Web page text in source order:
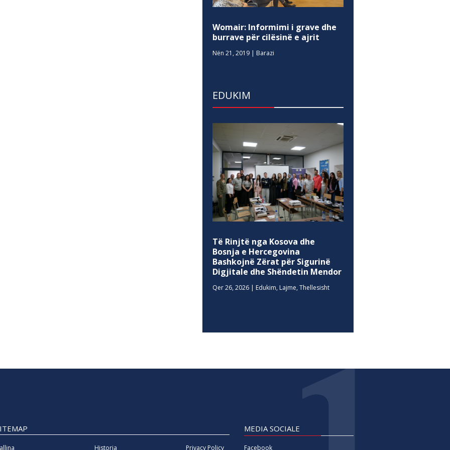
Womair: Informimi i grave dhe
burrave për cilësinë e ajrit
Nën 21, 2019 | Barazi
EDUKIM
Të Rinjtë nga Kosova dhe
Bosnja e Hercegovina
Bashkojnë Zërat për Sigurinë
Digjitale dhe Shëndetin Mendor
Qer 26, 2026 | Edukim, Lajme,Thellesisht
Historia Privacy Policy
MEDIA SOCIALE
Facebook